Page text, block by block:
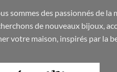
sommes des passionnés de
de nouveaux bijoux
votre maison, inspirés par la